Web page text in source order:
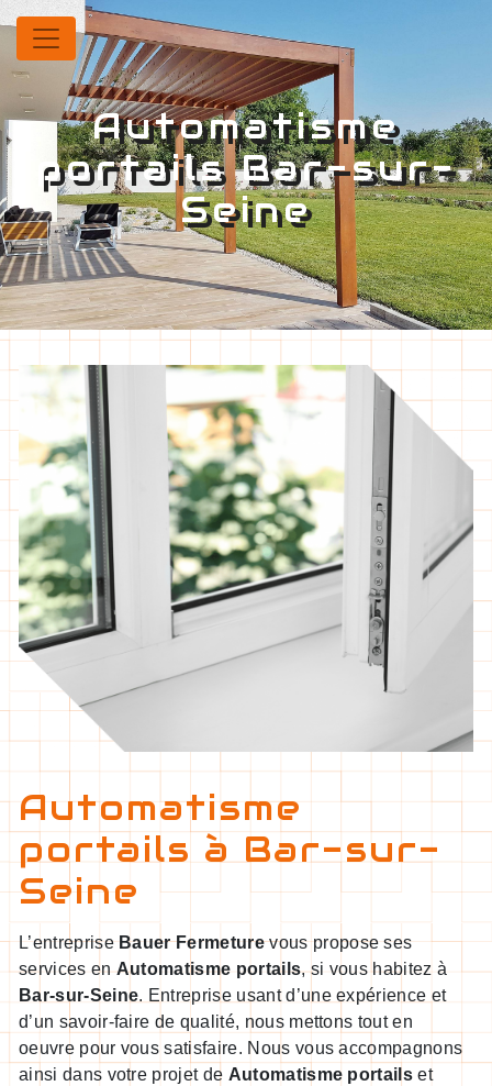
Panneau de gestion des cookies
Automatisme
portails Bar-sur-
Seine
Automatisme
portails à Bar-sur-
Seine
L’entrepriseBauer Fermeturevous propose ses
services enAutomatisme portails, si vous habitez à
Bar-sur-Seine. Entreprise usant d’une expérience et
d’un savoir-faire de qualité, nous mettons tout en
oeuvre pour vous satisfaire. Nous vous accompagnons
ainsi dans votre projet de Automatisme portails et